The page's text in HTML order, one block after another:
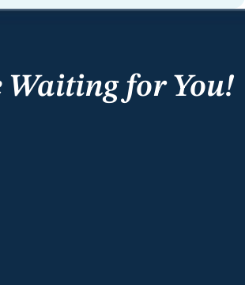
Waiting for You!